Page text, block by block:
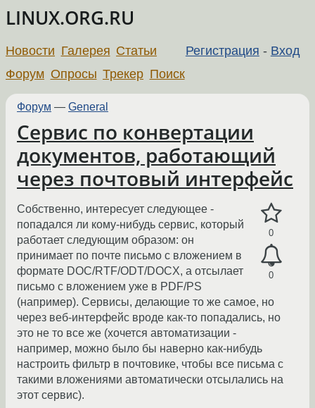
LINUX.ORG.RU
Регистрация - Вход
Новости Галерея Статьи
Форум Опросы Трекер Поиск
Форум — General
Сервис по конвертации
документов, работающий
через почтовый интерфейс
0
0
Собственно, интересует следующее -
попадался ли кому-нибудь сервис, который
работает следующим образом: он
принимает по почте письмо с вложением в
формате DOC/RTF/ODT/DOCX, а отсылает
письмо с вложением уже в PDF/PS
(например). Сервисы, делающие то же самое, но
через веб-интерфейс вроде как-то попадались, но
это не то все же (хочется автоматизации -
например, можно было бы наверно как-нибудь
настроить фильтр в почтовике, чтобы все письма с
такими вложениями автоматически отсылались на
этот сервис).